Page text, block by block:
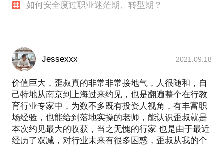
如何安全度过职业迷茫期、转型期？
Jessexxx 2021.09.18
价值巨大，歪叔真的非常非常接地气，人很随和，自
己特地从南京到上海过来约见，也是翻遍整个在行教
育行业专家中，为数不多既有投资人视角，有丰富职
场经验，也能给到落地实操的老师，能认识歪叔就是
本次约见最大的收获，当之无愧的行家 也是由于最近
经历了双减，对行业未来有很多困惑，歪叔从我的个